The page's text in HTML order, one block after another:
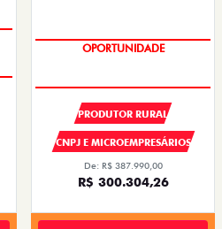
PRODUTOR RURAL
CNPJ E MICROEMPRESÁRIOS
De: R$ 387.990,00
R$ 300.304,26